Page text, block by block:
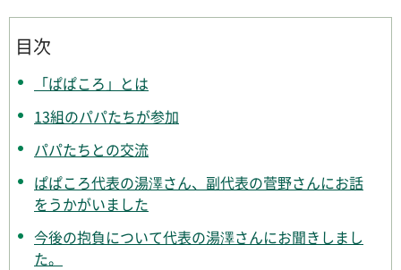
目次
「ぱぱころ」とは
13組のパパたちが参加
パパたちとの交流
ぱぱころ代表の湯澤さん、副代表の菅野さんにお話
をうかがいました
今後の抱負について代表の湯澤さんにお聞きしまし
た。